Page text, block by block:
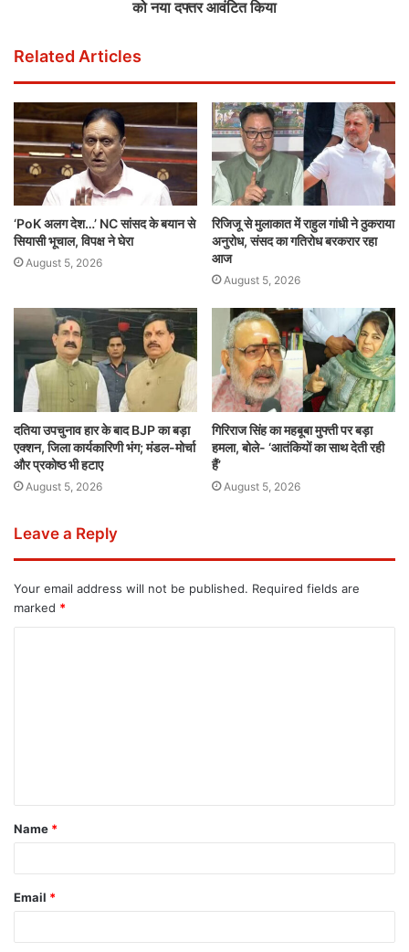
को नया दफ्तर आवंटित किया
Related Articles
‘PoK अलग देश…’ NC सांसद के बयान से
सियासी भूचाल, विपक्ष ने घेरा
August 5, 2026
रिजिजू से मुलाकात में राहुल गांधी ने ठुकराया
अनुरोध, संसद का गतिरोध बरकरार रहा
आज
August 5, 2026
दतिया उपचुनाव हार के बाद BJP का बड़ा
एक्शन, जिला कार्यकारिणी भंग; मंडल-मोर्चा
और प्रकोष्ठ भी हटाए
August 5, 2026
गिरिराज सिंह का महबूबा मुफ्ती पर बड़ा
हमला, बोले- ‘आतंकियों का साथ देती रही
हैं’
August 5, 2026
Leave a Reply
Your email address will not be published. Required fields are
marked *
Name *
Email *